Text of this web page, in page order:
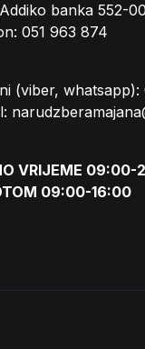
banka 552-
051 963 874
(viber,
VRIJEME 09:00-
09:00-16:00